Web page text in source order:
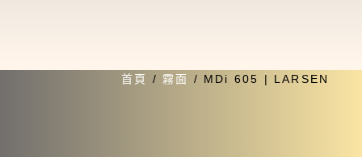
首頁 / 霧面 / MDi 605 | LARSEN